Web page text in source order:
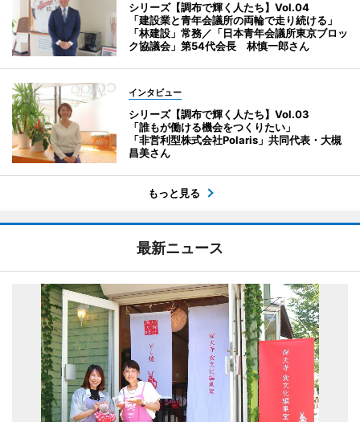
シリーズ【調布で輝く人たち】Vol.04
「建設業と青年会議所の両輪で走り続ける」
「林建設」常務／「日本青年会議所東京ブロッ
ク協議会」第54代会長 林慎一郎さん
インタビュー
シリーズ【調布で輝く人たち】Vol.03
「誰もが働ける機会をつくりたい」
「非営利型株式会社Polaris」共同代表・大槻
昌美さん
もっと見る
最新ニュース